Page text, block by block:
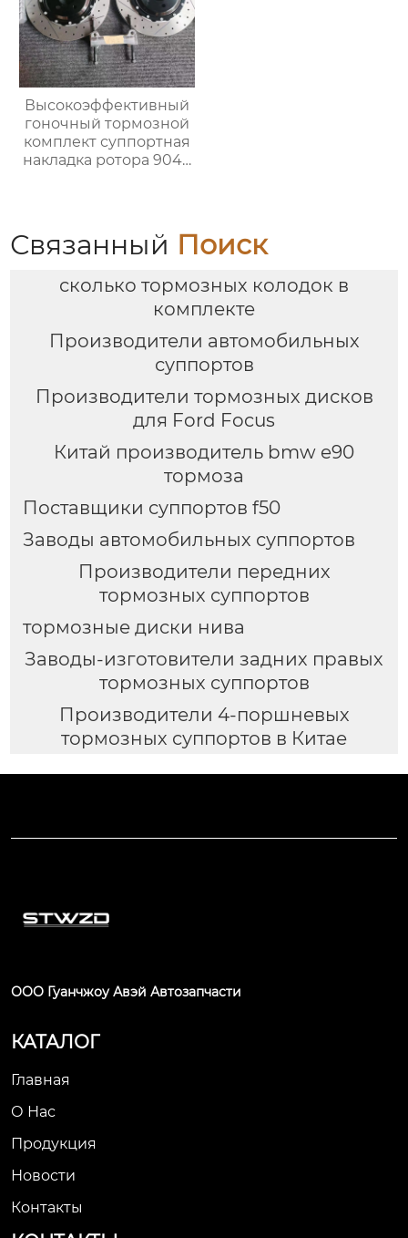
Высокоэффективный
гоночный тормозной
комплект суппортная
накладка ротора 9040
Связанный Поиск
сколько тормозных колодок в
комплекте
Производители автомобильных
суппортов
Производители тормозных дисков
для Ford Focus
Китай производитель bmw e90
тормоза
Поставщики суппортов f50
Заводы автомобильных суппортов
Производители передних
тормозных суппортов
тормозные диски нива
Заводы-изготовители задних правых
тормозных суппортов
Производители 4-поршневых
тормозных суппортов в Китае
ООО Гуанчжоу Авэй Автозапчасти
КАТАЛОГ
Главная
О Нас
Продукция
Новости
Контакты